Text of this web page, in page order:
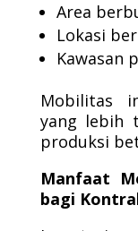
Area
Lokasi
Kawasan
Mobilitas
yang lebih
produksi
Manfaat
bagi